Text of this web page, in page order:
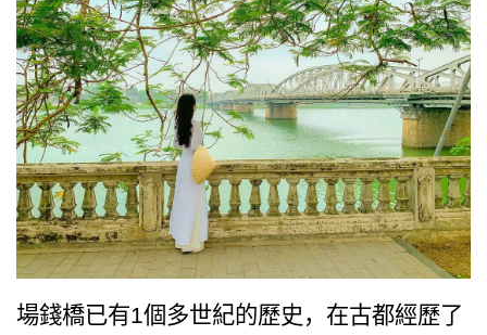
場錢橋已有1個多世紀的歷史，在古都經歷了